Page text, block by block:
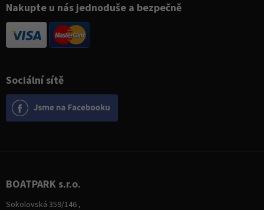
Sociální sítě
Nakupte u nás jednoduše a bezpečně
BOATPARK s.r.o.
Sokolovská 359/146 ,